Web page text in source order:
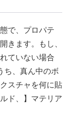
で、プロパテ
きます。もし、
ていない場合
ち、真ん中のボ
スチャを何に貼
ド、】マテリア